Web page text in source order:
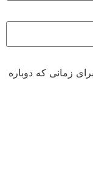
زمانی که دوباره